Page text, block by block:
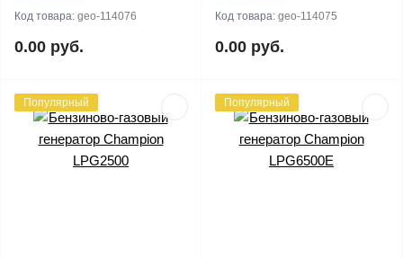
Код товара: geo-114076
0.00 руб.
Код товара: geo-114075
0.00 руб.
Популярный Популярный